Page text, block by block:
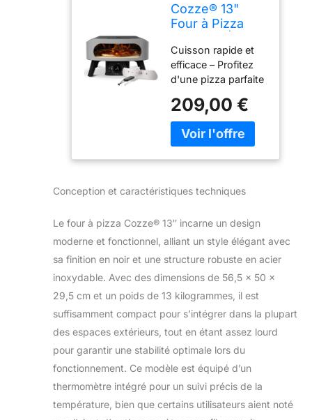
Cozze® 13"
Four à Pizza
30 mbar |
Pierre en
cordiérite
incluse |
Allumage
automatique |
Thermomètre
Cuisson rapide
2 min, Noir
Cuisson rapide et
efficace – Profitez
d'une pizza parfaite
minutes grâce à un
brûleur en acier
inoxydable ultra-
cordiérite de 34,5 x
à haute
température pour
une croûte
savoureuse
Conception robuste
et durable –
Extérieur en acier
traité anti-corrosion
avec revêtement
thermorésistant
pour une longévité
exceptionnelle.
Allumage
209,00 €
Conception et caractéristiques techniques
Le four à pizza Cozze® 13″ incarne un design
moderne et fonctionnel, alliant un style élégant avec
sa finition en noir et une structure robuste en acier
inoxydable. Avec des dimensions de 56,5 x 50 x
29,5 cm et un poids de 13 kilogrammes, il est
suffisamment compact pour s’intégrer dans la plupart
des espaces extérieurs, tout en étant assez lourd
pour garantir une stabilité optimale lors du
fonctionnement. Ce modèle est équipé d’un
thermomètre intégré pour un suivi précis de la
température, bien que certains utilisateurs aient noté